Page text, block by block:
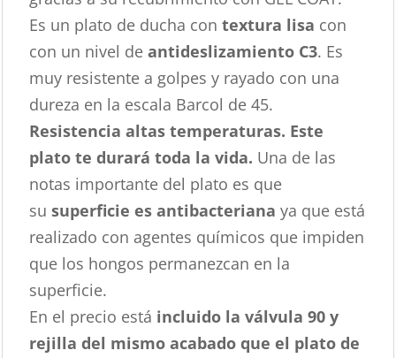
Es un plato de ducha con textura lisa con
con un nivel deantideslizamiento C3. Es
muy resistente a golpes y rayado con una
dureza en la escala Barcol de 45.
Resistencia altas temperaturas. Este
plato te durará toda la vida. Una de las
notas importante del plato es que
susuperficie es antibacterianaya que está
realizado con agentes químicos que impiden
que los hongos permanezcan en la
superficie.
En el precio está incluido la válvula 90 y
rejilla del mismo acabado que el plato de